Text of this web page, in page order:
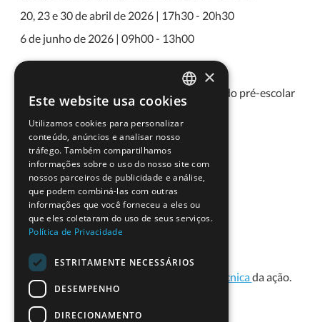
20, 23 e 30 de abril de 2026 | 17h30 - 20h30
6 de junho de 2026 | 09h00 - 13h00
Destinatários
Professores do 1º ciclo do ensino básico e do pré-escolar
(códigos de grupo de docência 100 e 110)
Sessões teórico-práticas.
Formadores
ESERO Portugal
Isabel Borges – Instituto de Educação
Sofia Ranito – Professora do 1.º ciclo
ficha técnicada ação.
PORTUGUESE
ENGLISH
×
Este website usa cookies
Utilizamos cookies para personalizar
conteúdo, anúncios e analisar nosso
tráfego. Também compartilhamos
informações sobre o uso do nosso site com
nossos parceiros de publicidade e análise,
que podem combiná-las com outras
informações que você forneceu a eles ou
que eles coletaram do uso de seus serviços.
Política de Privacidade
ESTRITAMENTE NECESSÁRIOS
DESEMPENHO
DIRECIONAMENTO